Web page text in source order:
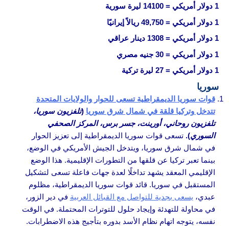
1 دولار أمريكي
= 14100 ليرة سورية
1 دولار أمريكي
= 49,750 ريالاً إيرانيًا
1 دولار أمريكي
= 1308 دينار عراقي
1 دولار أمريكي
= 30 جنيه مصري
1 دولار أمريكي
= 27 ليرة تركية
سوريا
قوات سوريا الديمقراطية تسعى للحوار والولايات المتحدة
تتدخل وتركيا قلقة في شمال شرق سوريا (تلفزيون سوريا،
تلفزيون روحاني، أورينت، جسر برس، المركز الصحفي
السوري).تسعى قوات سوريا الديمقراطية إلى تعزيز الحوار
في شمال شرق سوريا، ويتدخل الجيش الأمريكي في الوضع،
بينما تعبر تركيا عن قلقها من التطورات الإقليمية. هذا الوضع
الإقليمي المعقد يشهد تداخلًا لعدة جهات فاعلة تسعى لتشكيل
المستقبل في سوريا. قائد قوات سوريا الديمقراطية، مظلوم
عبدي، يسعى بجدية للتواصل مع القبائل العربية في دير الزور،
في محاولة للتهدئة وإيجاد حلول للتوترات المحتملة. في الوقت
نفسه، يتوجه اتهام نظام الأسد بدوره بتأجيج هذه الاضطرابات.